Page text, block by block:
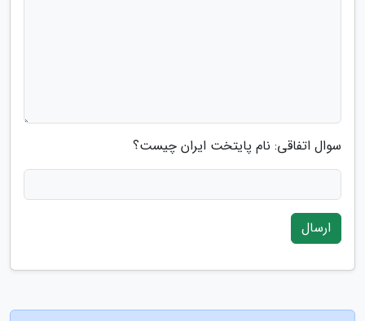
سوال اتفاقی: نام پایتخت ایران چیست؟
ارسال